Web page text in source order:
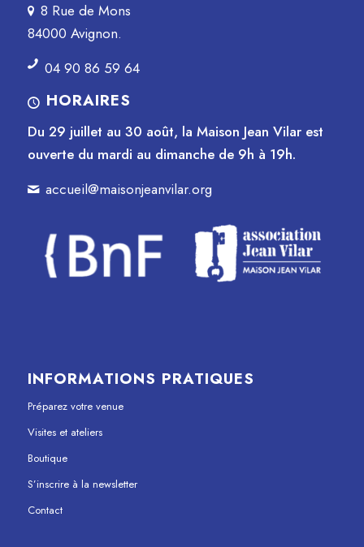
8 Rue de Mons
84000 Avignon.
04 90 86 59 64
HORAIRES
Du 29 juillet au 30 août, la Maison Jean Vilar est
ouverte du mardi au dimanche de 9h à 19h.
accueil@maisonjeanvilar.org
INFORMATIONS PRATIQUES
Préparez votre venue
Visites et ateliers
Boutique
S’inscrire à la newsletter
Contact